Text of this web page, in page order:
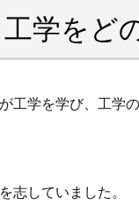
学をど
工学を学び、工学
志していました。